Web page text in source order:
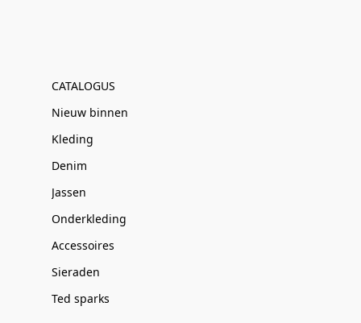
CATALOGUS
Nieuw binnen
Kleding
Denim
Jassen
Onderkleding
Accessoires
Sieraden
Ted sparks